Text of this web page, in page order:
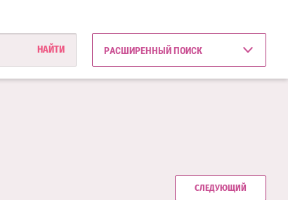
РАСШИРЕННЫЙ ПОИСК
СЛЕДУЮЩИЙ